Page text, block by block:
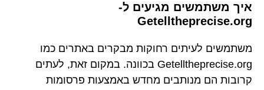
איך משתמשים מגיעים ל-
Getelltheprecise.org
משתמשים לעיתים רחוקות מבקרים באתרים כמו
Getelltheprecise.org בכוונה. במקום זאת, לעתים
קרובות הם מנותבים מחדש באמצעות פרסומות